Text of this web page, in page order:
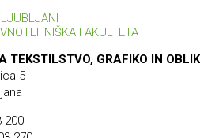
FAKULTETA
TEKSTILSTVO, GRAFIKO IN
5
200